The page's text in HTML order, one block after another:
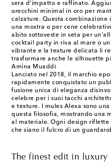
sera d'impatto e raffinato.
orecchini minimal in oro per
calzature. Questa
una mostra o per cene
abito sottoveste in seta per
cocktail party in riva al mare o
vibrante e la texture delicata li
trasformare anche le silhouette
Amina Muaddi
Lanciato nel 2018, il marchio
rapidamente conquistato un
fusione unica di eleganza
celebre per i suoi tacchi
e texture. I mules Alexa sono
questa filosofia, mostrando una
al materiale. Ogni design
che siano il fulcro di un
The finest edit in luxury